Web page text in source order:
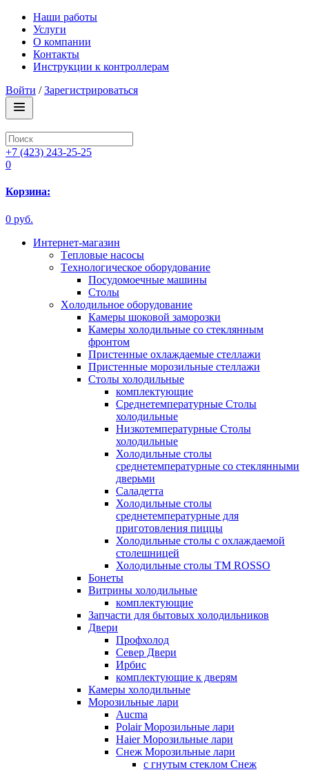
Наши работы
Услуги
О компании
Контакты
Инструкции к контроллерам
Войти /Зарегистрироваться
+7 (423) 243-25-25
0
Корзина:
0 руб.
Интернет-магазин
Tепловые насосы
Tехнологическое оборудование
Посудомоечные машины
Столы
Xолодильное оборудование
Камеры шоковой заморозки
Камеры холодильные со стеклянным
фронтом
Пристенные охлаждаемые стеллажи
Пристенные морозильные стеллажи
Столы холодильные
комплектующие
Среднетемпературные Столы
холодильные
Низкотемпературные Столы
холодильные
Холодильные столы
среднетемпературные со стеклянными
дверьми
Саладетта
Холодильные столы
среднетемпературные для
приготовления пиццы
Холодильные столы с охлаждаемой
столешницей
Холодильные столы ТМ ROSSO
Бонеты
Витрины холодильные
комплектующие
Запчасти для бытовых холодильников
Двери
Профхолод
Север Двери
Ирбис
комплектующие к дверям
Камеры холодильные
Морозильные лари
Aucma
Polair Морозильные лари
Haier Морозильные лари
Снеж Морозильные лари
с гнутым стеклом Снеж